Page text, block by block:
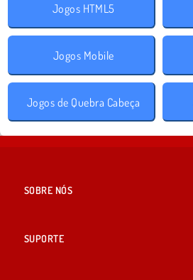
Jogos HTML5
Jogos Mobile
Jogos de Quebra Cabeça
SOBRE NÓS
SUPORTE